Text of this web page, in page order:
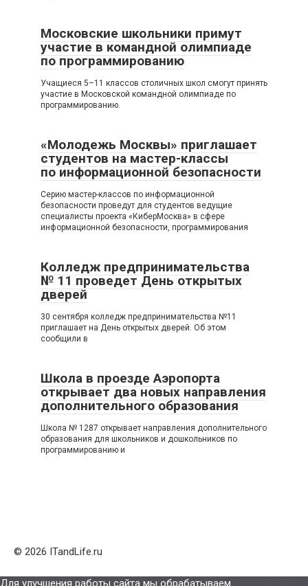
Московские школьники примут
участие в командной олимпиаде
по программированию
Учащиеся 5–11 классов столичных школ смогут принять
участие в Московской командной олимпиаде по
программированию.
«Молодежь Москвы» приглашает
студентов на мастер-классы
по информационной безопасности
Серию мастер-классов по информационной
безопасности проведут для студентов ведущие
специалисты проекта «КиберМосква» в сфере
информационной безопасности, программирования
Колледж предпринимательства
№ 11 проведет День открытых
дверей
30 сентября колледж предпринимательства №11
приглашает на День открытых дверей. Об этом
сообщили в
Школа в проезде Аэропорта
открывает два новых направления
дополнительного образования
Школа № 1287 открывает направления дополнительного
образования для школьников и дошкольников по
программированию и
© 2026 ITandLife.ru
Для улучшения работы сайта мы обрабатываем